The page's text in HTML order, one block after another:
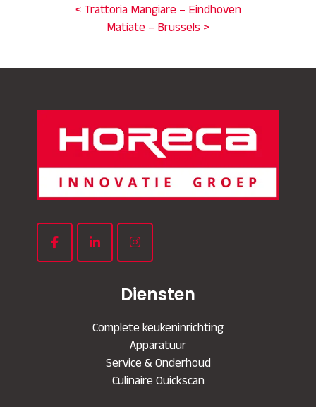
< Trattoria Mangiare – Eindhoven
Matiate – Brussels >
Diensten
Complete keukeninrichting
Apparatuur
Service & Onderhoud
Culinaire Quickscan